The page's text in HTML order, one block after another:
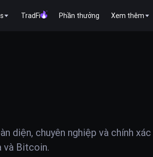
TradFi Phần thưởng Xem thêm
diện, chuyên nghiệp và chính
và Bitcoin.